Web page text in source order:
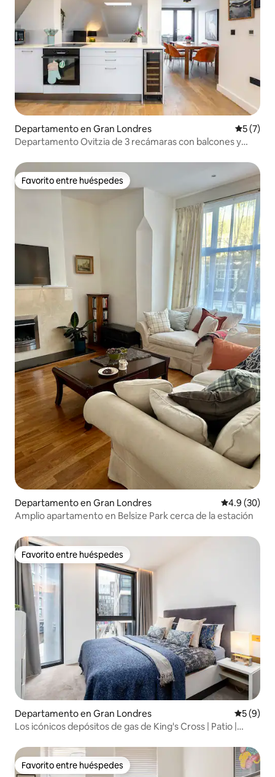
Departamento en Gran Londres
5 (7)
Departamento Ovitzia de 3 recámaras con balcones y
Favorito entre huéspedes
Favorito entre huéspedes
Departamento en Gran Londres Calificación
4.9 (30)
Amplio apartamento en Belsize Park cerca de la estación
Favorito entre huéspedes
Favorito entre huéspedes
Departamento en Gran Londres
5 (9)
Los icónicos depósitos de gas de King's Cross | Patio |
Favorito entre huéspedes
Favorito entre huéspedes